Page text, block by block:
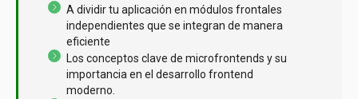
A dividir tu aplicación en módulos frontales
independientes que se integran de manera
eficiente
Los conceptos clave de microfrontends y su
importancia en el desarrollo frontend
moderno.